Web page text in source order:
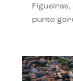
Figueiras,
punto